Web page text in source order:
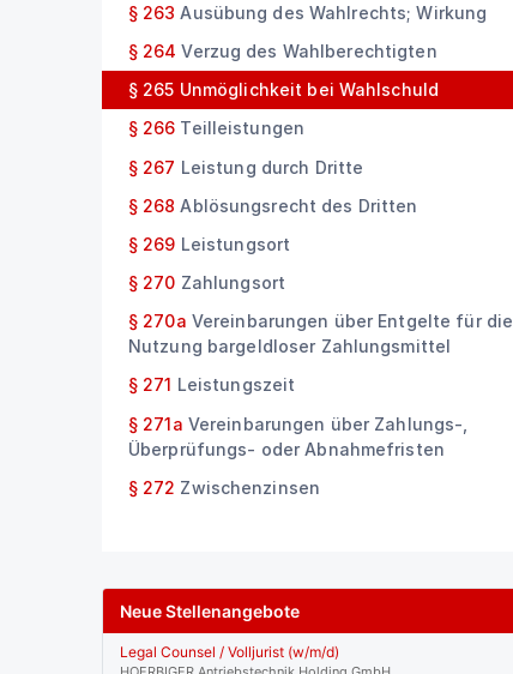
§ 263 Ausübung des Wahlrechts; Wirkung
§ 264 Verzug des Wahlberechtigten
§ 265 Unmöglichkeit bei Wahlschuld
§ 266 Teilleistungen
§ 267 Leistung durch Dritte
§ 268 Ablösungsrecht des Dritten
§ 269 Leistungsort
§ 270 Zahlungsort
§ 270a Vereinbarungen über Entgelte für die
Nutzung bargeldloser Zahlungsmittel
§ 271 Leistungszeit
§ 271a Vereinbarungen über Zahlungs-,
Überprüfungs- oder Abnahmefristen
§ 272 Zwischenzinsen